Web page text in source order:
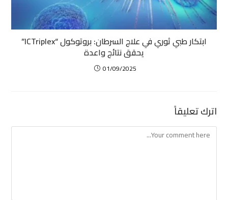
ابتكار طبي ثوري في علاج السرطان: بروتوكول “ICTriplex”
يحقق نتائج واعدة
01/09/2025
اترك تعليقاً